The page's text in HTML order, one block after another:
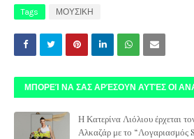
Tags ΜΟΥΣΙΚΗ
ΜΠΟΡΕΊ ΝΑ ΣΑΣ ΑΡΈΣΟΥΝ ΑΥΤΈΣ ΟΙ
Η Κατερίνα Λιόλιου έρχεται
Αλκαζάρ με το